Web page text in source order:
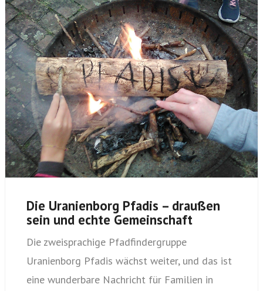
Die Uranienborg Pfadis – draußen
sein und echte Gemeinschaft
Die zweisprachige Pfadfindergruppe
Uranienborg Pfadis wächst weiter, und das ist
eine wunderbare Nachricht für Familien in